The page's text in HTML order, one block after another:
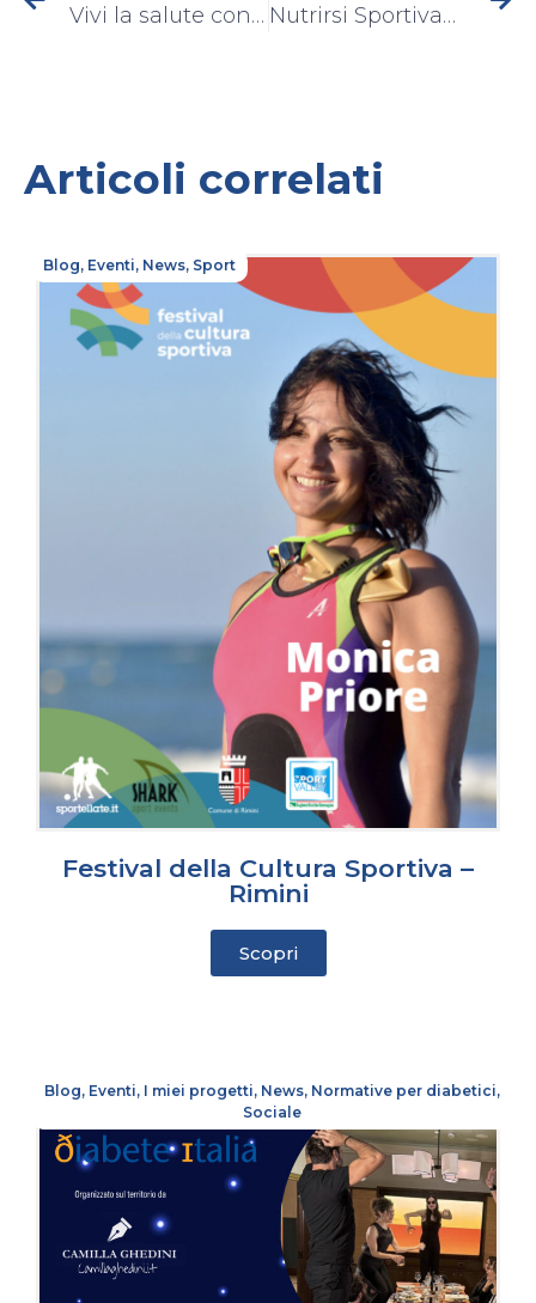
Vivi la salute con stile Nutrirsi SportivaMente 27 Novembre 2016
Articoli correlati
Blog, Eventi, News, Sport
Festival della Cultura Sportiva –
Rimini
Scopri
Blog, Eventi, I miei progetti, News, Normative per diabetici,
Sociale